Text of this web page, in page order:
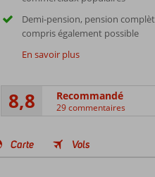
Demi-pension, pension
compris également possible
En savoir plus
8,8 Recommandé
29 commentaires
Carte Vols